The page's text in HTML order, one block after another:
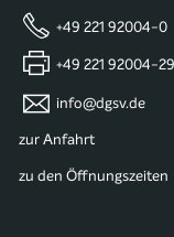
+49 221 92004-0
+49 221 92004-29
info@dgsv.de
zur Anfahrt
zu den Öffnungszeiten